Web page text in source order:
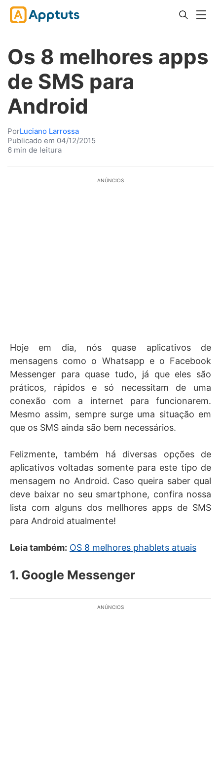
Os 8 melhores apps
de SMS para
Android
PorLuciano Larrossa
Publicado em 04/12/2015
6 min de leitura
ANÚNCIOS
Hoje em dia, nós quase aplicativos de
mensagens como o Whatsapp e o Facebook
Messenger para quase tudo, já que eles são
práticos, rápidos e só necessitam de uma
conexão com a internet para funcionarem.
Mesmo assim, sempre surge uma situação em
que os SMS ainda são bem necessários.
Felizmente, também há diversas opções de
aplicativos voltadas somente para este tipo de
mensagem no Android. Caso queira saber qual
deve baixar no seu smartphone, confira nossa
lista com alguns dos mellhores apps de SMS
para Android atualmente!
Leia também: OS 8 melhores phablets atuais
1. Google Messenger
ANÚNCIOS